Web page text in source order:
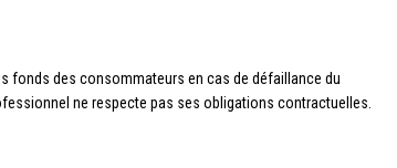
fonds des consommateurs en cas de défaillance du
ne respecte pas ses obligations contractuelles.